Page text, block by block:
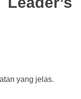
yang jelas.